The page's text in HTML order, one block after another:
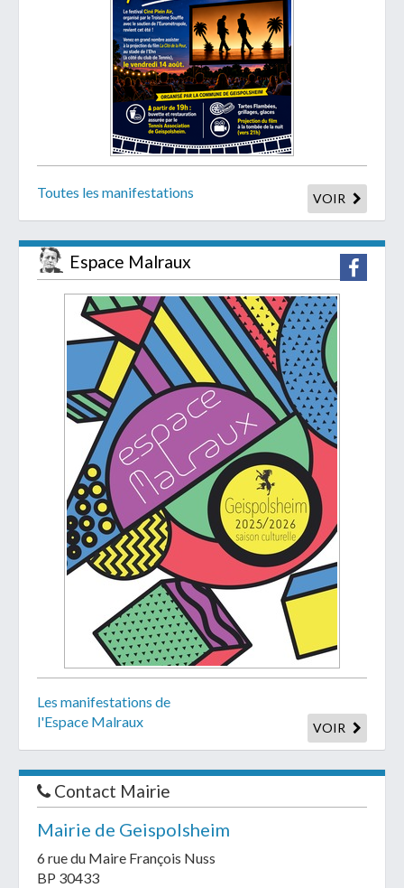
Toutes les manifestations VOIR
Espace Malraux
Les manifestations de
l'Espace Malraux
VOIR
Contact Mairie
Mairie de Geispolsheim
6 rue du Maire François Nuss
BP 30433